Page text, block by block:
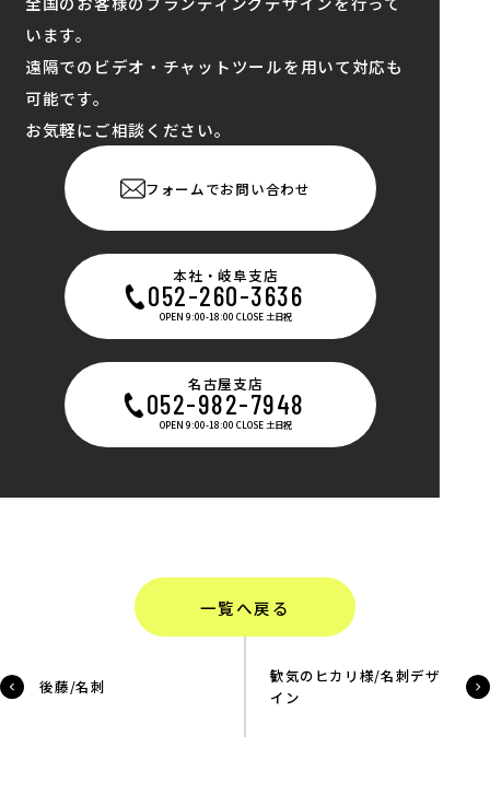
います。
遠隔でのビデオ・チャットツールを用いて対応も
可能です。
お気軽にご相談ください。
フォームでお問い合わせ
本社・岐阜支店
052-260-3636
OPEN 9:00-18:00 CLOSE 土日祝
名古屋支店
052-982-7948
OPEN 9:00-18:00 CLOSE 土日祝
一覧へ戻る
後藤/名刺
歓気のヒカリ様/名刺デザ
イン